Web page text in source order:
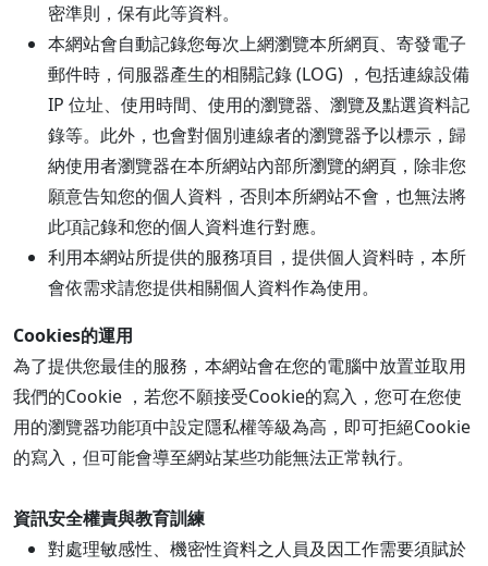
密準則，保有此等資料。
本網站會自動記錄您每次上網瀏覽本所網頁、寄發電子
郵件時，伺服器產生的相關記錄 (LOG) ，包括連線設備
IP 位址、使用時間、使用的瀏覽器、瀏覽及點選資料記
錄等。此外，也會對個別連線者的瀏覽器予以標示，歸
納使用者瀏覽器在本所網站內部所瀏覽的網頁，除非您
願意告知您的個人資料，否則本所網站不會，也無法將
此項記錄和您的個人資料進行對應。
利用本網站所提供的服務項目，提供個人資料時，本所
會依需求請您提供相關個人資料作為使用。
Cookies的運用
為了提供您最佳的服務，本網站會在您的電腦中放置並取用
我們的Cookie ，若您不願接受Cookie的寫入，您可在您使
用的瀏覽器功能項中設定隱私權等級為高，即可拒絕Cookie
的寫入，但可能會導至網站某些功能無法正常執行。
資訊安全權責與教育訓練
對處理敏感性、機密性資料之人員及因工作需要須賦於